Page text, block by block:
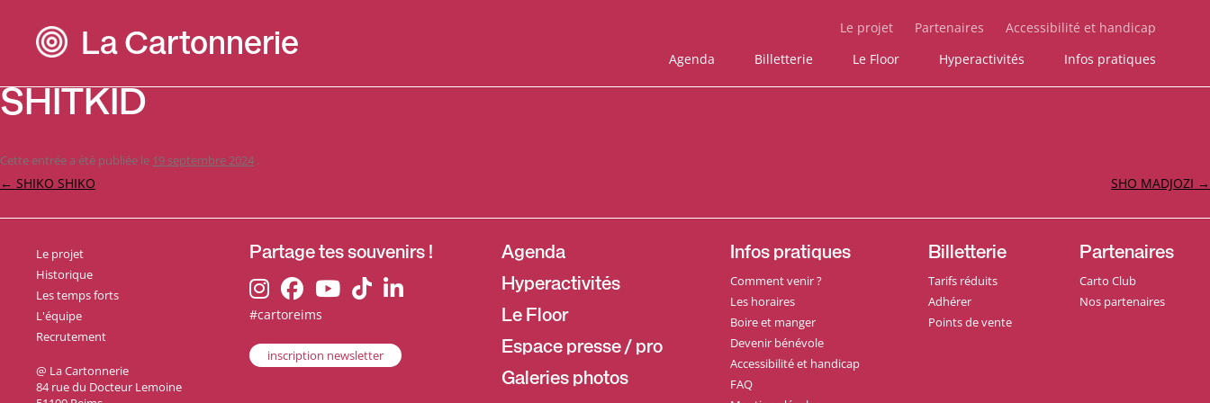
La Cartonnerie
Le projet Partenaires
Accessibilité et handicap
Agenda
Billetterie Le Floor Hyperactivités Infos pratiques
SHITKID
Cette entrée a été publiée le 19 septembre 2024 .
Navigation
← SHIKO SHIKO SHO MADJOZI →
Le projet
Historique
Les temps forts
L'équipe
Recrutement
@ La Cartonnerie
84 rue du Docteur Lemoine
Partage tes souvenirs !
#cartoreims
inscription newsletter
Agenda
Hyperactivités
Le Floor
Espace presse / pro
Galeries photos
Infos pratiques
Comment venir ?
Les horaires
Boire et manger
Devenir bénévole
Accessibilité et handicap
FAQ
Billetterie
Tarifs réduits
Adhérer
Points de vente
Partenaires
Carto Club
Nos partenaires